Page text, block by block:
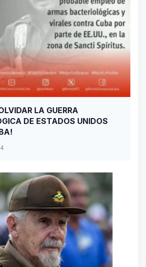
LA GUERRA
DE ESTADOS UNIDOS